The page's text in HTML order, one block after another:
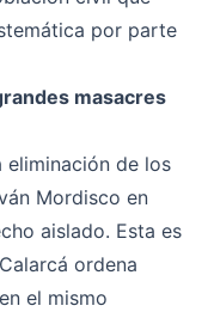
por parte
masacres
de los
Mordisco en
aislado. Esta es
ordena
el mismo